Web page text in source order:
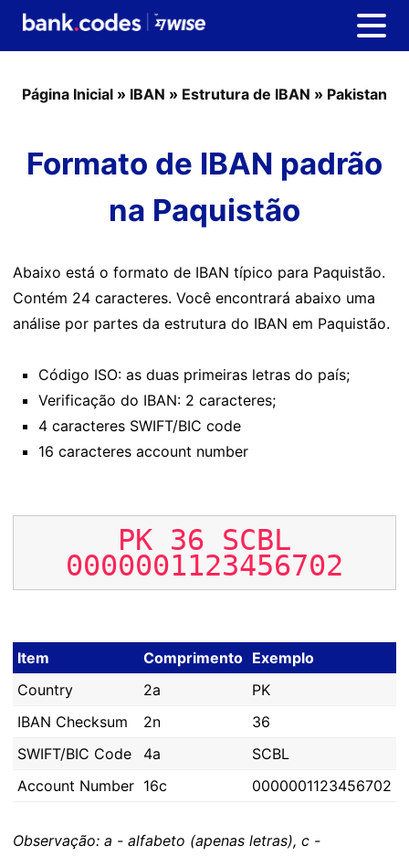
Página Inicial » IBAN » Estrutura de IBAN » Pakistan
Formato de IBAN padrão
na Paquistão
Abaixo está o formato de IBAN típico para Paquistão.
Contém 24 caracteres. Você encontrará abaixo uma
análise por partes da estrutura do IBAN em Paquistão.
Código ISO: as duas primeiras letras do país;
Verificação do IBAN: 2 caracteres;
4 caracteres SWIFT/BIC code
16 caracteres account number
PK 36 SCBL
0000001123456702
Item Comprimento Exemplo
Country
2a
PK
IBAN Checksum
2n
36
SWIFT/BIC Code
4a
SCBL
Account Number 16c 0000001123456702
Observação: a - alfabeto (apenas letras), c -